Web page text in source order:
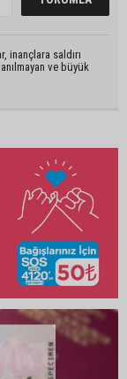
inançlara saldırı
ve büyük